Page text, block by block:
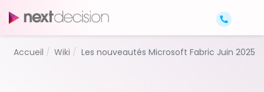
Accueil Wiki Les nouveautés Microsoft Fabric Juin 2025